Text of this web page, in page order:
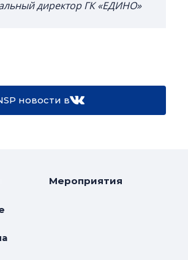
директор ГК «ЕДИНО»
новости в
Мероприятия